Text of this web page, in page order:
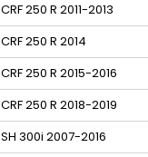
CRF 250 R 2011-2013
CRF 250 R 2014
CRF 250 R 2015-2016
CRF 250 R 2018-2019
SH 300i 2007-2016